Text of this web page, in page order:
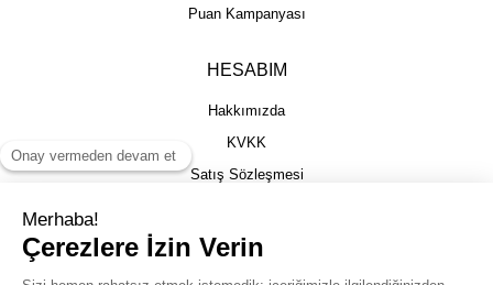
Puan Kampanyası
HESABIM
Hakkımızda
KVKK
Satış Sözleşmesi
İptal İade Şartları